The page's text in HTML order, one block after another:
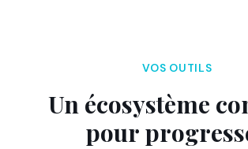
VOS OUTILS
Un écosystème
pour